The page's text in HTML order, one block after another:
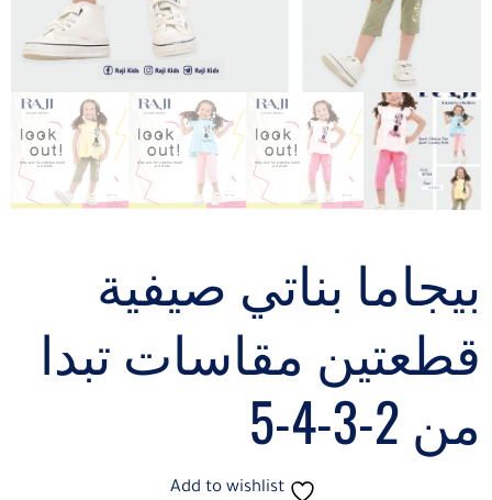
بيجاما بناتي صيفية
قطعتين مقاسات تبدا
من 2-3-4-5
Add to wishlist